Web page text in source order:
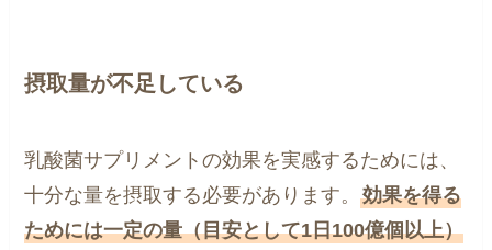
摂取量が不足している
乳酸菌サプリメントの効果を実感するためには、
十分な量を摂取する必要があります。効果を得る
ためには一定の量（目安として1日100億個以上）